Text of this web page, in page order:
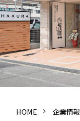
HOME 企業情報